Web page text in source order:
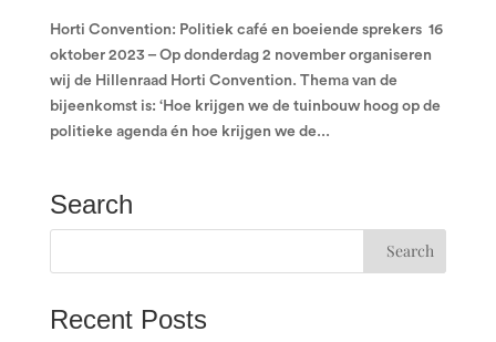
Horti Convention: Politiek café en boeiende sprekers 16
oktober 2023 – Op donderdag 2 november organiseren
wij de Hillenraad Horti Convention. Thema van de
bijeenkomst is: ‘Hoe krijgen we de tuinbouw hoog op de
politieke agenda én hoe krijgen we de...
Search
Recent Posts